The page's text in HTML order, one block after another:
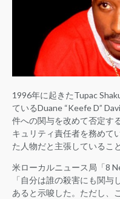
1996年に起きたTupac
ているDuane “Keefe D”
件への関与を改めて否定す
キュリティ責任者を務めて
た人物だと主張しているこ
米ローカルニュース局「8
「自分は誰の殺害にも関
あると示唆した。ただし、